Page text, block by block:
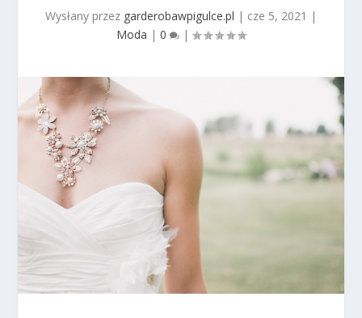
Wysłany przez garderobawpigulce.pl | cze 5, 2021 |
Moda | 0 |